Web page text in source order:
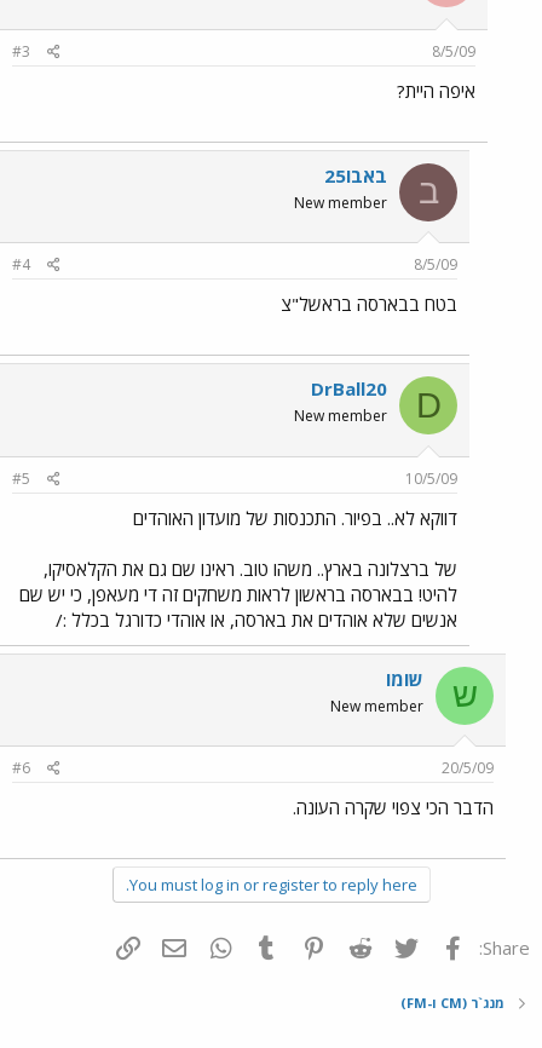
8/5/09
#3
איפה היית?
ב באבו25
New member
8/5/09
#4
בטח בבארסה בראשל"צ
D
DrBall20
New member
10/5/09
#5
דווקא לא.. בפיור. התכנסות של מועדון האוהדים
של ברצלונה בארץ.. משהו טוב. ראינו שם גם את הקלאסיקו,
להיט! בבארסה בראשון לראות משחקים זה די מעאפן, כי יש שם
אנשים שלא אוהדים את בארסה, או אוהדי כדורגל בכלל :/
ש שומו
New member
20/5/09
#6
הדבר הכי צפוי שקרה העונה.
You must log in or register to reply here.
Share: פייסבוק Twitter
Reddit
Pinterest
Tumblr
WhatsAppדואר אלקטרוני
מנג`ר (CM ו-FM)